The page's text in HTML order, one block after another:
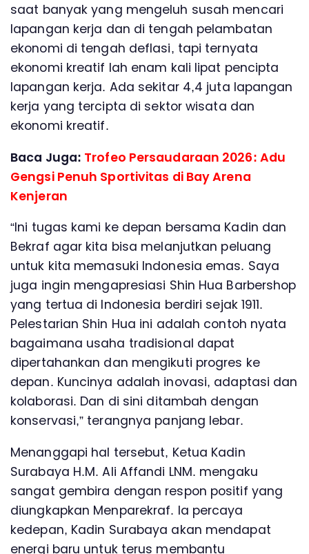
saat banyak yang mengeluh susah mencari
lapangan kerja dan di tengah pelambatan
ekonomi di tengah deflasi, tapi ternyata
ekonomi kreatif lah enam kali lipat pencipta
lapangan kerja. Ada sekitar 4,4 juta lapangan
kerja yang tercipta di sektor wisata dan
ekonomi kreatif.
Baca Juga: Trofeo Persaudaraan 2026: Adu
Gengsi Penuh Sportivitas di Bay Arena
Kenjeran
“Ini tugas kami ke depan bersama Kadin dan
Bekraf agar kita bisa melanjutkan peluang
untuk kita memasuki Indonesia emas. Saya
juga ingin mengapresiasi Shin Hua Barbershop
yang tertua di Indonesia berdiri sejak 1911.
Pelestarian Shin Hua ini adalah contoh nyata
bagaimana usaha tradisional dapat
dipertahankan dan mengikuti progres ke
depan. Kuncinya adalah inovasi, adaptasi dan
kolaborasi. Dan di sini ditambah dengan
konservasi,” terangnya panjang lebar.
Menanggapi hal tersebut, Ketua Kadin
Surabaya H.M. Ali Affandi LNM. mengaku
sangat gembira dengan respon positif yang
diungkapkan Menparekraf. Ia percaya
kedepan, Kadin Surabaya akan mendapat
energi baru untuk terus membantu